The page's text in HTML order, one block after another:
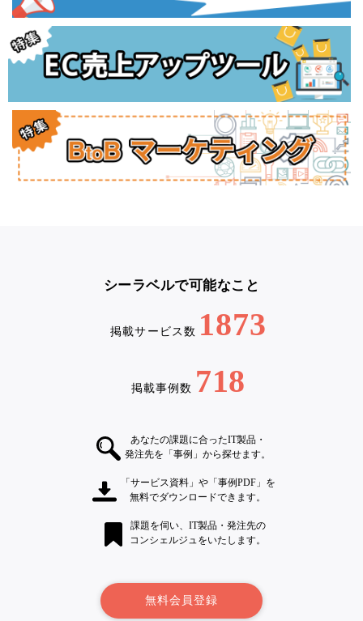
シーラベルで可能なこと
掲載サービス数 1873
掲載事例数 718
あなたの課題に合ったIT製品・
発注先を「事例」から探せます。
「サービス資料」や「事例PDF」を
無料でダウンロードできます。
課題を伺い、IT製品・発注先の
コンシェルジュをいたします。
無料会員登録